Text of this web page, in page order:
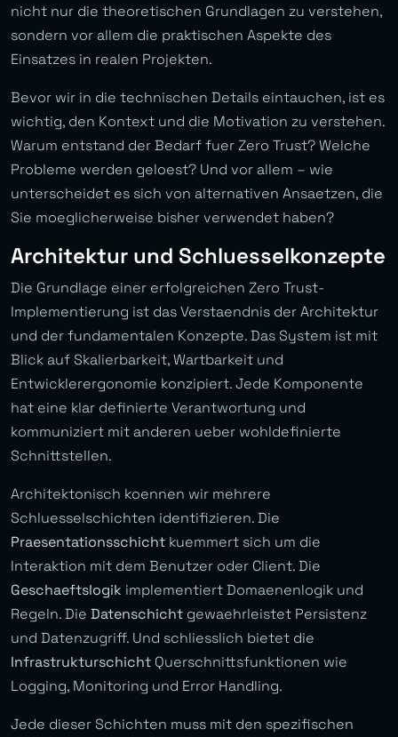
nicht nur die theoretischen Grundlagen zu verstehen,
sondern vor allem die praktischen Aspekte des
Einsatzes in realen Projekten.
Bevor wir in die technischen Details eintauchen, ist es
wichtig, den Kontext und die Motivation zu verstehen.
Warum entstand der Bedarf fuer Zero Trust? Welche
Probleme werden geloest? Und vor allem – wie
unterscheidet es sich von alternativen Ansaetzen, die
Sie moeglicherweise bisher verwendet haben?
Architektur und Schluesselkonzepte
Die Grundlage einer erfolgreichen Zero Trust-
Implementierung ist das Verstaendnis der Architektur
und der fundamentalen Konzepte. Das System ist mit
Blick auf Skalierbarkeit, Wartbarkeit und
Entwicklerergonomie konzipiert. Jede Komponente
hat eine klar definierte Verantwortung und
kommuniziert mit anderen ueber wohldefinierte
Schnittstellen.
Architektonisch koennen wir mehrere
Schluesselschichten identifizieren. Die
Praesentationsschicht kuemmert sich um die
Interaktion mit dem Benutzer oder Client. Die
Geschaeftslogik implementiert Domaenenlogik und
Regeln. Die Datenschicht gewaehrleistet Persistenz
und Datenzugriff. Und schliesslich bietet die
Infrastrukturschicht Querschnittsfunktionen wie
Logging, Monitoring und Error Handling.
Jede dieser Schichten muss mit den spezifischen